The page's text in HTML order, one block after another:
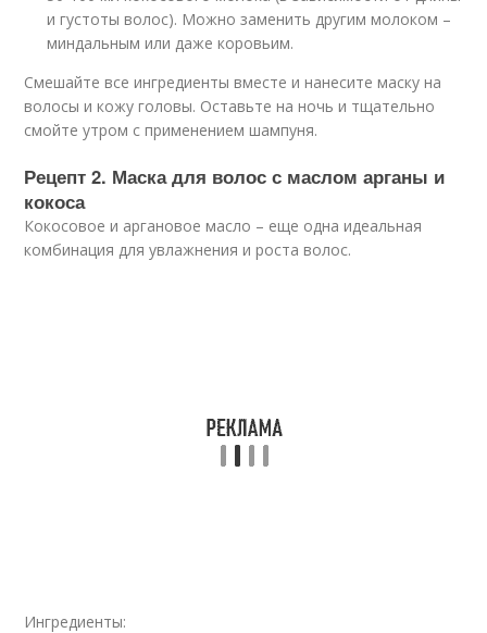
и густоты волос). Можно заменить другим молоком –
миндальным или даже коровьим.
Смешайте все ингредиенты вместе и нанесите маску на
волосы и кожу головы. Оставьте на ночь и тщательно
смойте утром с применением шампуня.
Рецепт 2. Маска для волос с маслом арганы и
кокоса
Кокосовое и аргановое масло – еще одна идеальная
комбинация для увлажнения и роста волос.
Ингредиенты: